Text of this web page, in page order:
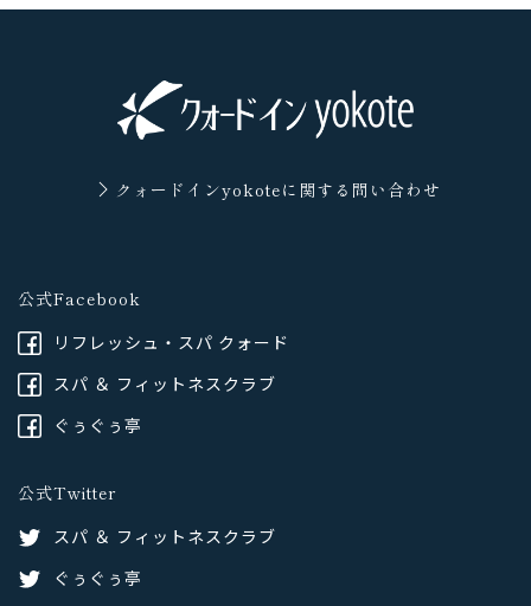
クォードインyokoteに 関する問い合わせ
公式Facebook
リフレッシュ・スパ クォード
スパ ＆ フィットネスクラブ
ぐぅぐぅ亭
公式Twitter
スパ ＆ フィットネスクラブ
ぐぅぐぅ亭